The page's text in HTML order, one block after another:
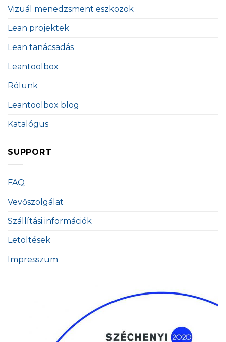
Vizuál menedzsment eszközök
Lean projektek
Lean tanácsadás
Leantoolbox
Rólunk
Leantoolbox blog
Katalógus
SUPPORT
FAQ
Vevőszolgálat
Szállítási információk
Letöltések
Impresszum